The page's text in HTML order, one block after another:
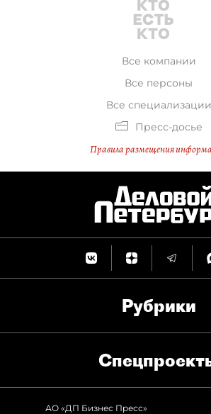
Все компании
Все персоны
Все специализации
Пресс-досье
Правила размещения
Рубрики
АО «ДП Бизнес Пресс»